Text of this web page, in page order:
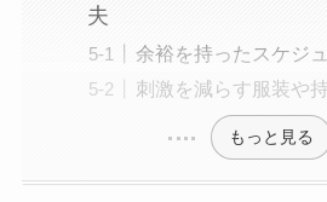
夫
余裕を持ったスケジ
刺激を減らす服装や
もっと見る